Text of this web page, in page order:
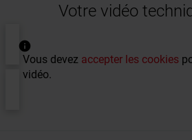
Votre vidéo
Vous devez accepter les cookies
vidéo.